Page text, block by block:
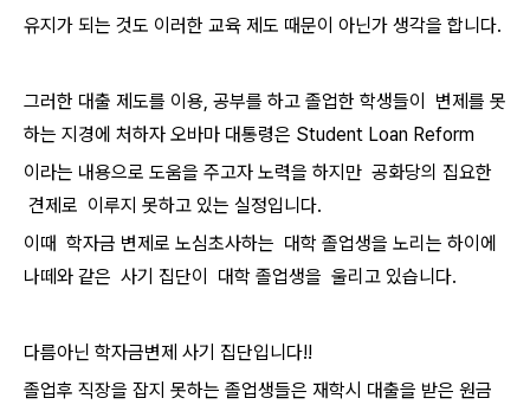
유지가 되는 것도 이러한 교육 제도 때문이 아닌가 생각을 합니다.
그러한 대출 제도를 이용, 공부를 하고 졸업한 학생들이 변제를 못
하는 지경에 처하자 오바마 대통령은 Student Loan Reform
이라는 내용으로 도움을 주고자 노력을 하지만 공화당의 집요한
견제로 이루지 못하고 있는 실정입니다.
이때 학자금 변제로 노심초사하는 대학 졸업생을 노리는 하이에
나떼와 같은 사기 집단이 대학 졸업생을 울리고 있습니다.
다름아닌 학자금변제 사기 집단입니다!!
졸업후 직장을 잡지 못하는 졸업생들은 재학시 대출을 받은 원금